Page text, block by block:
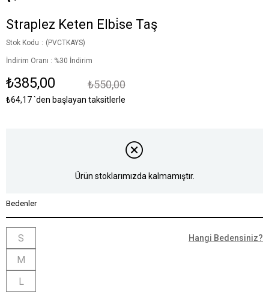
Straplez Keten Elbi̇se Taş
Stok Kodu (PVCTKAYS)
İndirim Oranı : %30 İndirim
₺550,00
₺385,00
₺64,17`den başlayan taksitlerle
Ürün stoklarımızda kalmamıştır.
Bedenler
S
M
L
Hangi Bedensiniz?